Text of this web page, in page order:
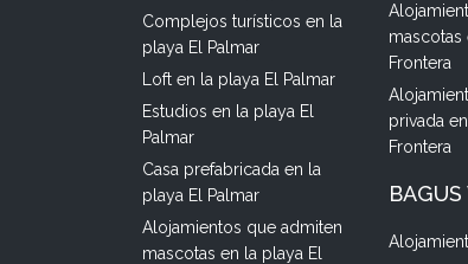
Complejos turísticos en la
playa El Palmar
Loft en la playa El Palmar
Estudios en la playa El
Palmar
Casa prefabricada en la
playa El Palmar
Alojamientos que admiten
mascotas en la playa El
mascotas
Frontera
privada
Frontera